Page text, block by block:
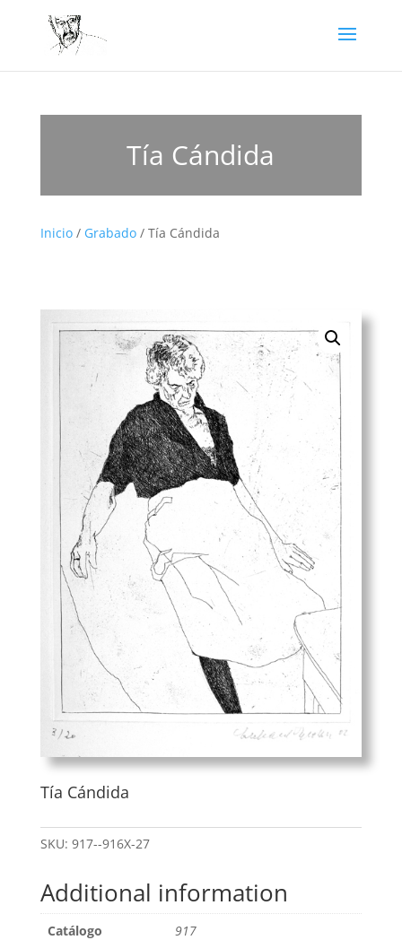
Tía Cándida
Inicio/ Grabado/ Tía Cándida
Tía Cándida
SKU: 917--916X-27
Additional information
Catálogo
917